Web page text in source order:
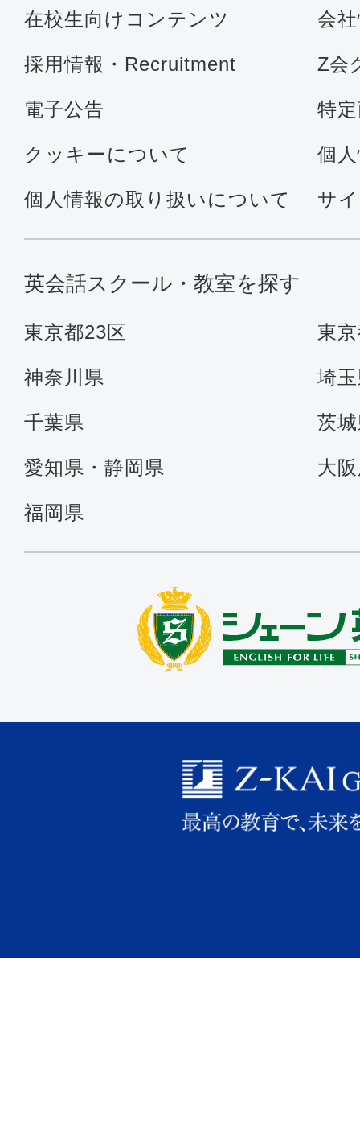
在校生向けコンテンツ 会
採用情報・Recruitment Z会
電子公告 特
クッキーについて 個
個人情報の取り扱いについて サ
英会話スクール・教室を探す
東京都23区 東
神奈川県 埼
千葉県 茨
愛知県・静岡県 大
福岡県